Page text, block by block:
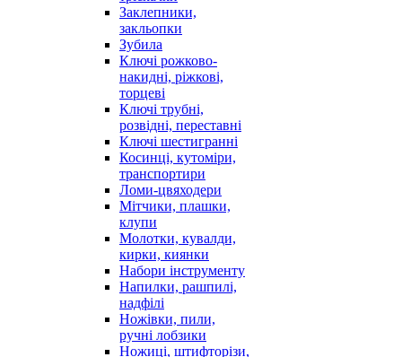
Заклепники,
закльопки
Зубила
Ключі рожково-
накидні, ріжкові,
торцеві
Ключі трубні,
розвідні, переставні
Ключі шестигранні
Косинці, кутоміри,
транспортири
Ломи-цвяходери
Мітчики, плашки,
клупи
Молотки, кувалди,
кирки, киянки
Набори інструменту
Напилки, рашпилі,
надфілі
Ножівки, пили,
ручні лобзики
Ножиці, штифторізи,